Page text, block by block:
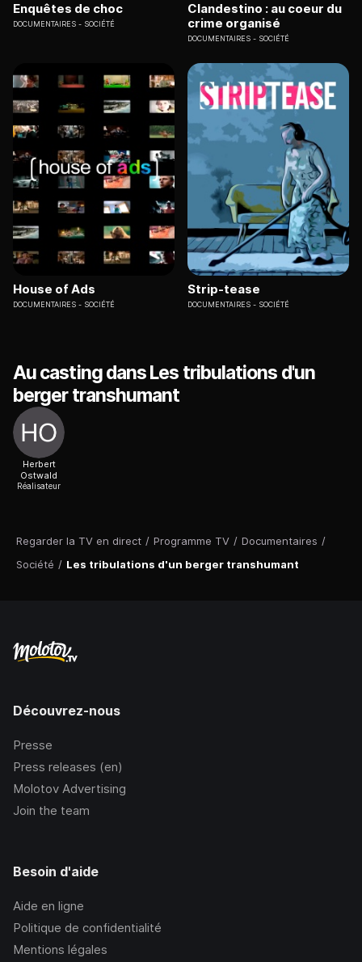
Regarder la TV en direct / Programme TV / Documentaires /
Société / Les tribulations d'un berger transhumant
Enquêtes de choc
DOCUMENTAIRES SOCIÉTÉ
Clandestino : au coeur du
crime organisé
DOCUMENTAIRES SOCIÉTÉ
House of Ads
DOCUMENTAIRES SOCIÉTÉ
Strip-tease
DOCUMENTAIRES SOCIÉTÉ
Au casting dans Les tribulations d'un
berger transhumant
Herbert
Ostwald
Réalisateur
Découvrez-nous
Presse
Press releases (en)
Molotov Advertising
Join the team
Besoin d'aide
Aide en ligne
Politique de confidentialité
Mentions légales